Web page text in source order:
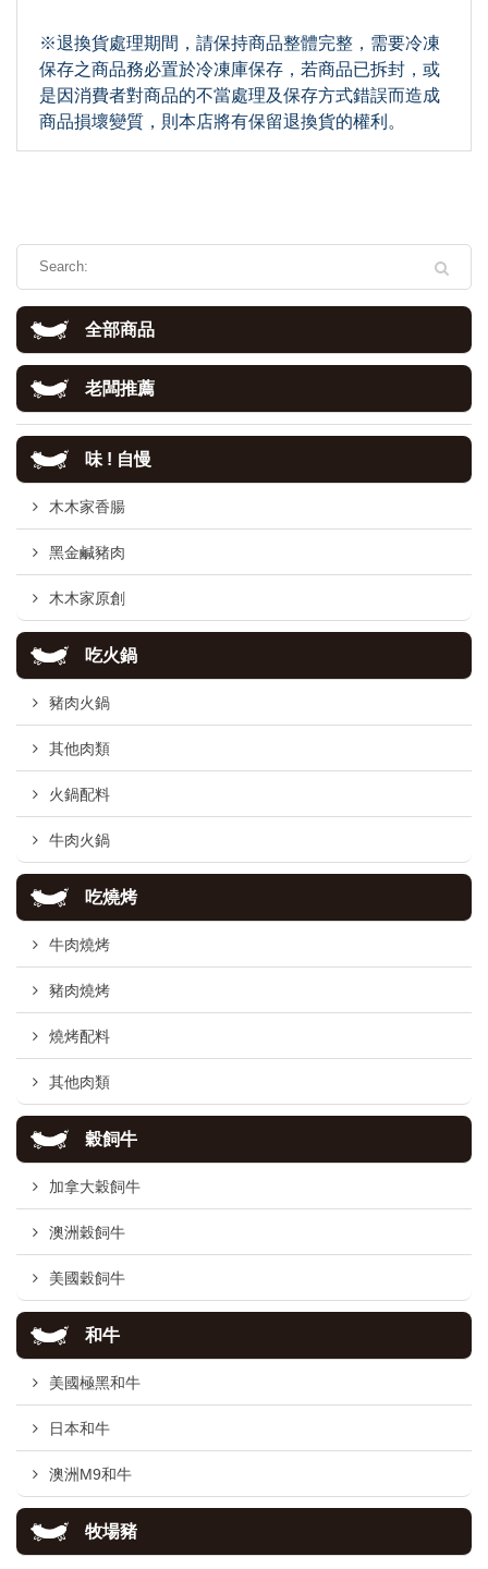
※退換貨處理期間，請保持商品整體完整，需要冷凍
保存之商品務必置於冷凍庫保存，若商品已拆封，或
是因消費者對商品的不當處理及保存方式錯誤而造成
商品損壞變質，則本店將有保留退換貨的權利。
全部商品
老闆推薦
味 ! 自慢
木木家香腸
黑金鹹豬肉
木木家原創
吃火鍋
豬肉火鍋
其他肉類
火鍋配料
牛肉火鍋
吃燒烤
牛肉燒烤
豬肉燒烤
燒烤配料
其他肉類
穀飼牛
加拿大穀飼牛
澳洲穀飼牛
美國穀飼牛
和牛
美國極黑和牛
日本和牛
澳洲M9和牛
牧場豬